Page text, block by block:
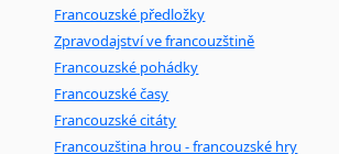
Francouzské předložky
Zpravodajství ve francouzštině
Francouzské pohádky
Francouzské časy
Francouzské citáty
Francouzština hrou - francouzské hry